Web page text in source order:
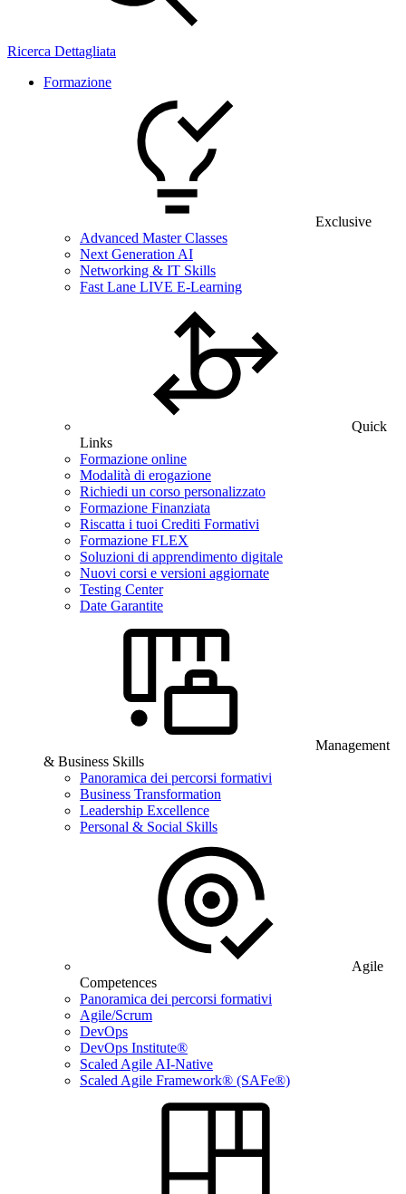
Ricerca Dettagliata
Formazione
Exclusive
Advanced Master Classes
Next Generation AI
Networking & IT Skills
Fast Lane LIVE E-Learning
Quick
Links
Formazione online
Modalità di erogazione
Richiedi un corso personalizzato
Formazione Finanziata
Riscatta i tuoi Crediti Formativi
Formazione FLEX
Soluzioni di apprendimento digitale
Nuovi corsi e versioni aggiornate
Testing Center
Date Garantite
Management
& Business Skills
Panoramica dei percorsi formativi
Business Transformation
Leadership Excellence
Personal & Social Skills
Agile
Competences
Panoramica dei percorsi formativi
Agile/Scrum
DevOps
DevOps Institute®
Scaled Agile AI-Native
Scaled Agile Framework® (SAFe®)